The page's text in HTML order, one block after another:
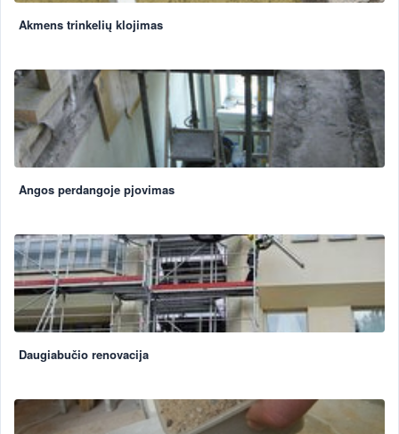
Akmens trinkelių klojimas
Angos perdangoje pjovimas
Daugiabučio renovacija